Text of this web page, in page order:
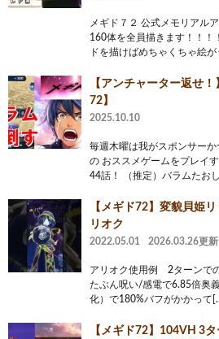
メギド７２ 公式メモリアル
160体を全員描きます！！！
ドを描けばめちゃくちゃ絵
【アンチャーター返せ
72】
2025.10.10
毎週木曜は我がスポンサーか
の おススメゲームをプレイ
44話！ （推定）バラムたお
【メギド72】変貌貝姫
リオク
2022.05.01 2026.03.26更新
アリオク使用例 2ターンで
たぶん呪い/感電で6.85倍奥
化）で180%バフがかかって
【メギド72】104VH 3